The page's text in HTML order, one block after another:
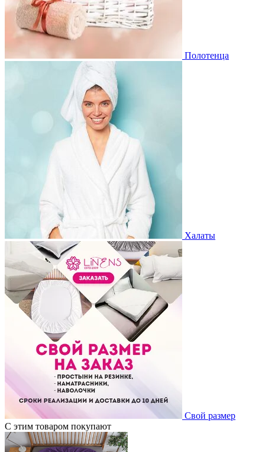
Полотенца
Халаты
Свой размер
С этим товаром покупают